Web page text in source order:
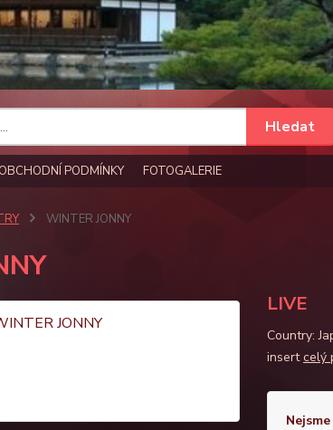
OBCHODNÍ PODMÍNKY FOTOGALERIE
Hledat
WINTER JONNY
LIVE
Country:
insertcelý